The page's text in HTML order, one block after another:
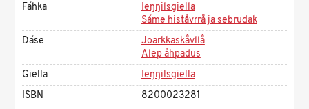
Fáhka
Ieŋŋilsgiella
Sáme histåvrrå ja sebrudak
Dáse
Joarkkaskåvllå
Alep åhpadus
Giella
Ieŋŋilsgiella
ISBN
8200023281